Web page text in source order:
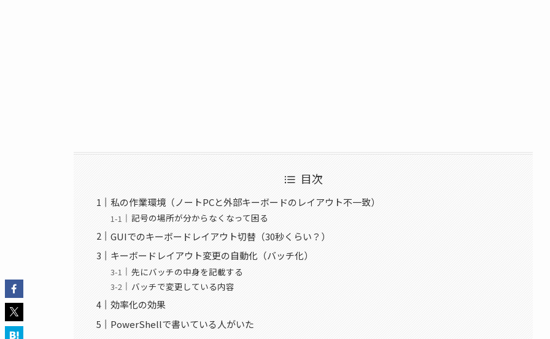
目次
私の作業環境（ノートPCと外部キーボードのレイアウト不一致）
記号の場所が分からなくなって困る
GUIでのキーボードレイアウト切替（30秒くらい？）
キーボードレイアウト変更の自動化（バッチ化）
先にバッチの中身を記載する
バッチで変更している内容
効率化の効果
PowerShellで書いている人がいた